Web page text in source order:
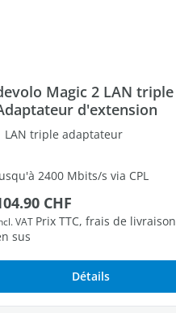
Magic 2 LAN triple
d'extension
LAN triple adaptateur
2400 Mbits/s via CPL
ports Ethernet Gigabit libres
régulier :
CHF
VAT Prix TTC, frais de livraison
sus
Détails